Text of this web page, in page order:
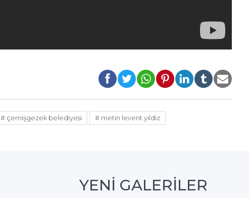
# çemişgezek belediyesi # metin levent yıldız
YENİ GALERİLER